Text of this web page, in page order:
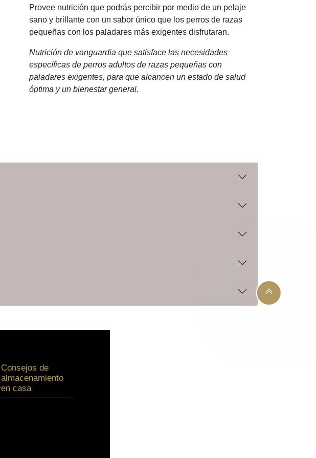
Provee nutrición que podrás percibir por medio de un pelaje
sano y brillante con un sabor único que los perros de razas
pequeñas con los paladares más exigentes disfrutaran.
Nutrición de vanguardia que satisface las necesidades
específicas de perros adultos de razas pequeñas con
paladares exigentes, para que alcancen un estado de salud
óptima y un bienestar general.
Consejos de
almacenamiento
en casa